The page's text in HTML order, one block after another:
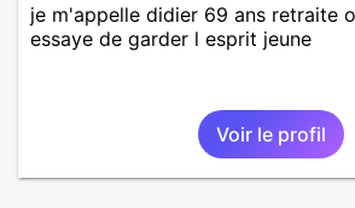
je m'appelle didier 69 ans retraite
essaye de garder l esprit jeune
Voir le profil